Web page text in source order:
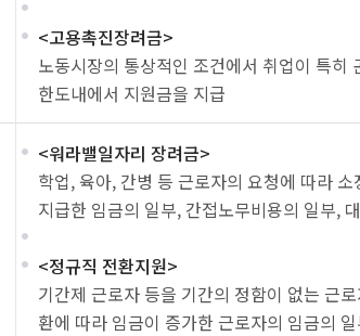
<고용촉진장려금>
노동시장의 통상적인 조건에서 취업이 특
한도내에서 지원금을 지급
<워라밸일자리 장려금>
학업, 육아, 간병 등 근로자의 요청에 따라
지급한 임금의 일부, 간접노무비용의 일부,
<정규직 전환지원>
기간제 근로자 등을 기간의 정함이 없는 근
환에 따라 임금이 증가한 근로자의 임금의